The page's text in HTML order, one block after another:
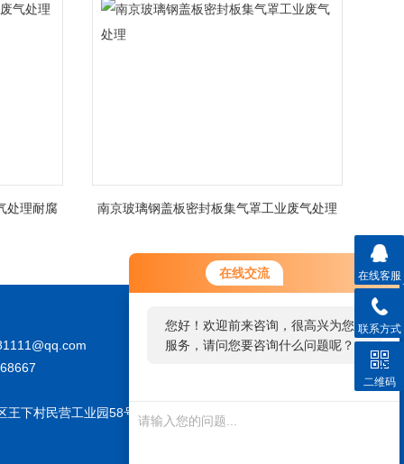
在线交流
您好！欢迎前来咨询，很高兴为您
服务，请问您要咨询什么问题呢？
了需求产品，您可以直接在线与我
联系！
处理耐腐
南京玻璃钢盖板密封板集气罩工业废气处理
王下村民营工业园58号
在线客服
联系方式
二维码